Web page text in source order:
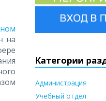
на
Категории
Администрация
Учебный отдел